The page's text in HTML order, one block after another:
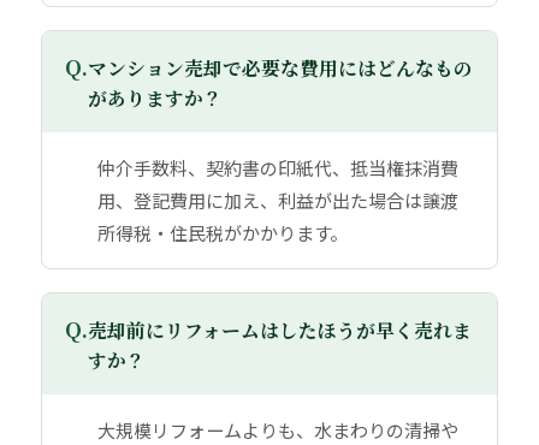
Q.マンション売却で必要な費用にはどんなもの
がありますか？
仲介手数料、契約書の印紙代、抵当権抹消費
用、登記費用に加え、利益が出た場合は譲渡
所得税・住民税がかかります。
Q.売却前にリフォームはしたほうが早く売れま
すか？
大規模リフォームよりも、水まわりの清掃や